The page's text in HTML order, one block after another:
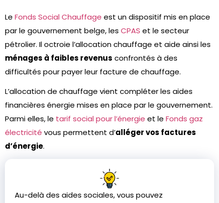
Le Fonds Social Chauffage est un dispositif mis en place
par le gouvernement belge, les CPAS et le secteur
pétrolier. Il octroie l’allocation chauffage et aide ainsi les
ménages à faibles revenus confrontés à des
difficultés pour payer leur facture de chauffage.
L’allocation de chauffage vient compléter les aides
financières énergie mises en place par le gouvernement.
Parmi elles, le tarif social pour l’énergie et le Fonds gaz
électricité vous permettent d’alléger vos factures
d’énergie.
Au-delà des aides sociales, vous pouvez